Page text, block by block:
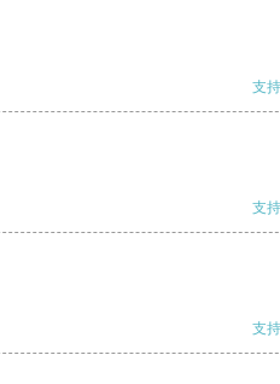
支持
支持
支持